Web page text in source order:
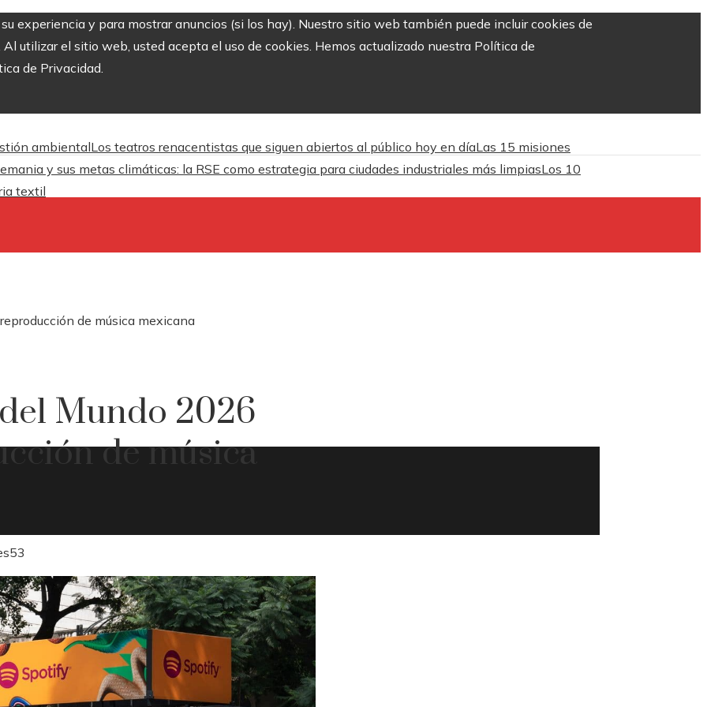
experiencia y para mostrar anuncios (si los hay). Nuestro sitio web también puede incluir cookies de
utilizar el sitio web, usted acepta el uso de cookies. Hemos actualizado nuestra Política de
de Privacidad.
ambientalLos teatros renacentistas que siguen abiertos al público hoy en díaLas 15 misiones
y sus metas climáticas: la RSE como estrategia para ciudades industriales más limpiasLos 10
textil
de música mexicana
Mundo 2026
de música
53